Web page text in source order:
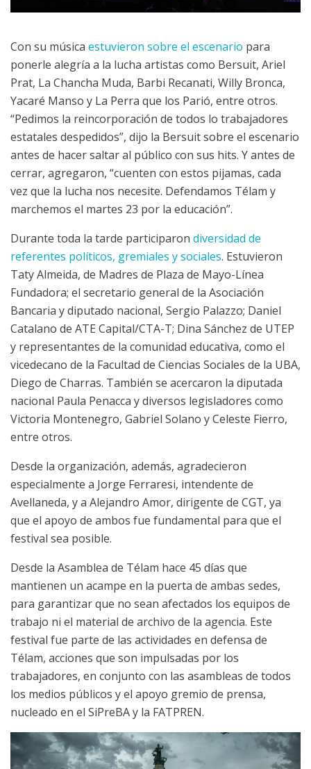
Con su música estuvieron sobre el escenario para
ponerle alegría a la lucha artistas como Bersuit, Ariel
Prat, La Chancha Muda, Barbi Recanati, Willy Bronca,
Yacaré Manso y La Perra que los Parió, entre otros.
“Pedimos la reincorporación de todos lo trabajadores
estatales despedidos”, dijo la Bersuit sobre el escenario
antes de hacer saltar al público con sus hits. Y antes de
cerrar, agregaron, “cuenten con estos pijamas, cada
vez que la lucha nos necesite. Defendamos Télam y
marchemos el martes 23 por la educación”.
Durante toda la tarde participaron diversidad de
referentes políticos, gremiales y sociales. Estuvieron
Taty Almeida, de Madres de Plaza de Mayo-Línea
Fundadora; el secretario general de la Asociación
Bancaria y diputado nacional, Sergio Palazzo; Daniel
Catalano de ATE Capital/CTA-T; Dina Sánchez de UTEP
y representantes de la comunidad educativa, como el
vicedecano de la Facultad de Ciencias Sociales de la UBA,
Diego de Charras. También se acercaron la diputada
nacional Paula Penacca y diversos legisladores como
Victoria Montenegro, Gabriel Solano y Celeste Fierro,
entre otros.
Desde la organización, además, agradecieron
especialmente a Jorge Ferraresi, intendente de
Avellaneda, y a Alejandro Amor, dirigente de CGT, ya
que el apoyo de ambos fue fundamental para que el
festival sea posible.
Desde la Asamblea de Télam hace 45 días que
mantienen un acampe en la puerta de ambas sedes,
para garantizar que no sean afectados los equipos de
trabajo ni el material de archivo de la agencia. Este
festival fue parte de las actividades en defensa de
Télam, acciones que son impulsadas por los
trabajadores, en conjunto con las asambleas de todos
los medios públicos y el apoyo gremio de prensa,
nucleado en el SiPreBA y la FATPREN.